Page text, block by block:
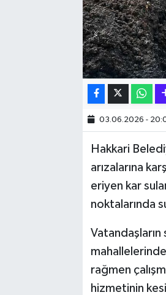
03.06.2026 -
Hakkari
arızalarına
eriyen kar
noktalarında
rağmen
hizmetinin